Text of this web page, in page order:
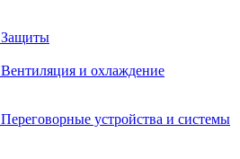
Защиты
Вентиляция и охлаждение
Переговорные устройства и системы